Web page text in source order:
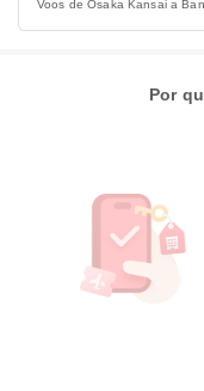
Voos de Osaka Kansai a
Por